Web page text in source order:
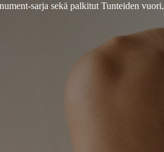
sarja sekä palkitut Tunteiden